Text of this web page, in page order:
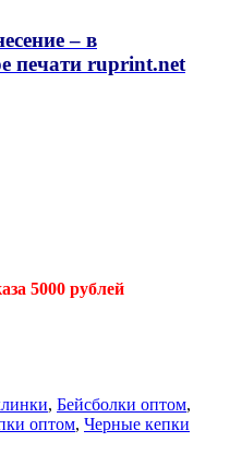
– в
печати ruprint.net
5000 рублей
, Бейсболки оптом,
оптом, Черные кепки